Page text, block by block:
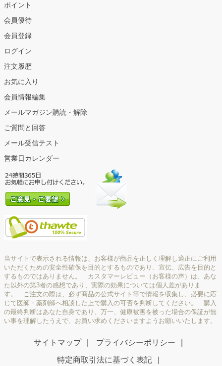
ポイント
会員優待
会員登録
ログイン
注文履歴
お気に入り
会員情報編集
メールマガジン購読・解除
ご質問と回答
メール受信テスト
営業日カレンダー
当サイトで表示される情報は、お客様が商品を正しく理解し適正にご利用
いただくための安全性確保を目的とするものであり、宣伝、広告を目的と
するものではありません。 カスタマーレビュー（お客様の声）は、あな
た以外の第3者の感想であり、実際の効果については個人差がありま
す。 ご注文の際は、必ず商品の公式サイト等で情報を収集し、必要に応
じて医師・薬剤師へ相談した上で購入の可否を判断してください。 購入
の最終判断はあなた自身であり、万一、健康被害を被った場合の保証が無
い事を理解したうえで、お買い求めくださいますようお願いいたします。
サイトマップ プライバシーポリシー
特定商取引法に基づく表記